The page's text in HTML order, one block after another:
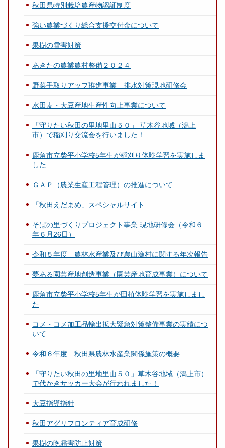
秋田県特別栽培農産物認証制度
強い農業づくり総合支援交付金について
果樹の雪害対策
あきたの農業農村整備２０２４
野菜手取りアップ推進事業 排水対策現地研修会
水田麦・大豆産地生産性向上事業について
「守りたい秋田の里地里山５０」 草木谷地域（潟上
市）で稲刈り交流会を行いました！
鹿角市立柴平小学校5年生が稲刈り体験学習を実施しま
した
ＧＡＰ（農業生産工程管理）の推進について
「秋田えだまめ」スペシャルサイト
そばの里づくりプロジェクト事業 現地研修会（令和６
年６月26日）
令和５年度 農林水産業及び農山漁村に関する年次報告
夢ある園芸産地創造事業（園芸産地育成事業）について
鹿角市立柴平小学校5年生が田植体験学習を実施しまし
た
コメ・コメ加工品輸出拡大緊急対策整備事業の実績につ
いて
令和６年度 秋田県農林水産業関係施策の概要
「守りたい秋田の里地里山５０」草木谷地域（潟上市）
で代かきサッカー大会が行われました！
大豆指導指針
秋田アグリフロンティア育成研修
果樹の晩霜害防止対策